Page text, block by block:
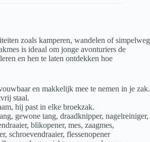
zoals kamperen, wandelen of simpelweg
is ideaal om jonge avonturiers de
en hen te laten ontdekken hoe
en makkelijk mee te nemen in je zak.
staal.
hij past in elke broekzak.
gewone tang, draadknipper, nagelreiniger,
blikopener, mes, zaagmes,
schroevendraaier, flessenopener